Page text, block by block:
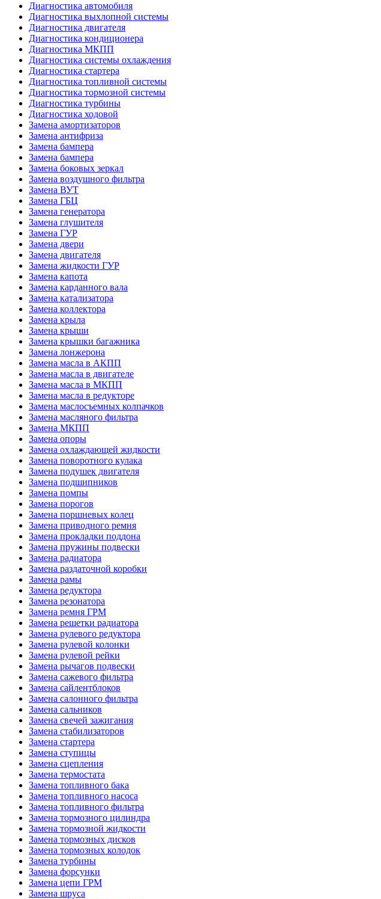
Диагностика автомобиля
Диагностика выхлопной системы
Диагностика двигателя
Диагностика кондиционера
Диагностика МКПП
Диагностика системы охлаждения
Диагностика стартера
Диагностика топливной системы
Диагностика тормозной системы
Диагностика турбины
Диагностика ходовой
Замена амортизаторов
Замена антифриза
Замена бампера
Замена бампера
Замена боковых зеркал
Замена воздушного фильтра
Замена ВУТ
Замена ГБЦ
Замена генератора
Замена глушителя
Замена ГУР
Замена двери
Замена двигателя
Замена жидкости ГУР
Замена капота
Замена карданного вала
Замена катализатора
Замена коллектора
Замена крыла
Замена крыши
Замена крышки багажника
Замена лонжерона
Замена масла в АКПП
Замена масла в двигателе
Замена масла в МКПП
Замена масла в редукторе
Замена маслосъемных колпачков
Замена масляного фильтра
Замена МКПП
Замена опоры
Замена охлаждающей жидкости
Замена поворотного кулака
Замена подушек двигателя
Замена подшипников
Замена помпы
Замена порогов
Замена поршневых колец
Замена приводного ремня
Замена прокладки поддона
Замена пружины подвески
Замена радиатора
Замена раздаточной коробки
Замена рамы
Замена редуктора
Замена резонатора
Замена ремня ГРМ
Замена решетки радиатора
Замена рулевого редуктора
Замена рулевой колонки
Замена рулевой рейки
Замена рычагов подвески
Замена сажевого фильтра
Замена сайлентблоков
Замена салонного фильтра
Замена сальников
Замена свечей зажигания
Замена стабилизаторов
Замена стартера
Замена ступицы
Замена сцепления
Замена термостата
Замена топливного бака
Замена топливного насоса
Замена топливного фильтра
Замена тормозного цилиндра
Замена тормозной жидкости
Замена тормозных дисков
Замена тормозных колодок
Замена турбины
Замена форсунки
Замена цепи ГРМ
Замена шруса